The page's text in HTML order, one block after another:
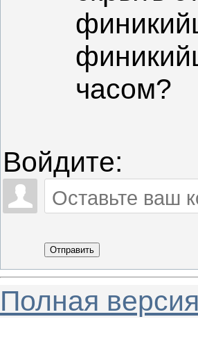
часом?
Войдите:
Отправить
Полная